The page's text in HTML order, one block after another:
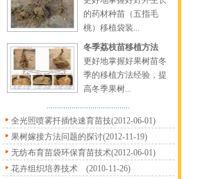
的药材种苗（五指毛
桃）移植袋装...
冬季荔枝苗移植方法
更好地掌握好果树苗冬
季的移植方法经验，提
高冬季果树...
........................................
全光照喷雾扦插快速育苗技(2012-06-01)
果树嫁接方法问题的探讨(2012-11-19)
无纺布育苗袋环保育苗技术(2012-06-01)
花卉组织培养技术 (2010-11-26)